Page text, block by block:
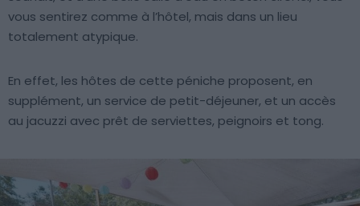
vous sentirez comme à l’hôtel, mais dans un lieu
totalement atypique.
En effet, les hôtes de cette péniche proposent, en
supplément, un service de petit-déjeuner, et un accès
au jacuzzi avec prêt de serviettes, peignoirs et tong.